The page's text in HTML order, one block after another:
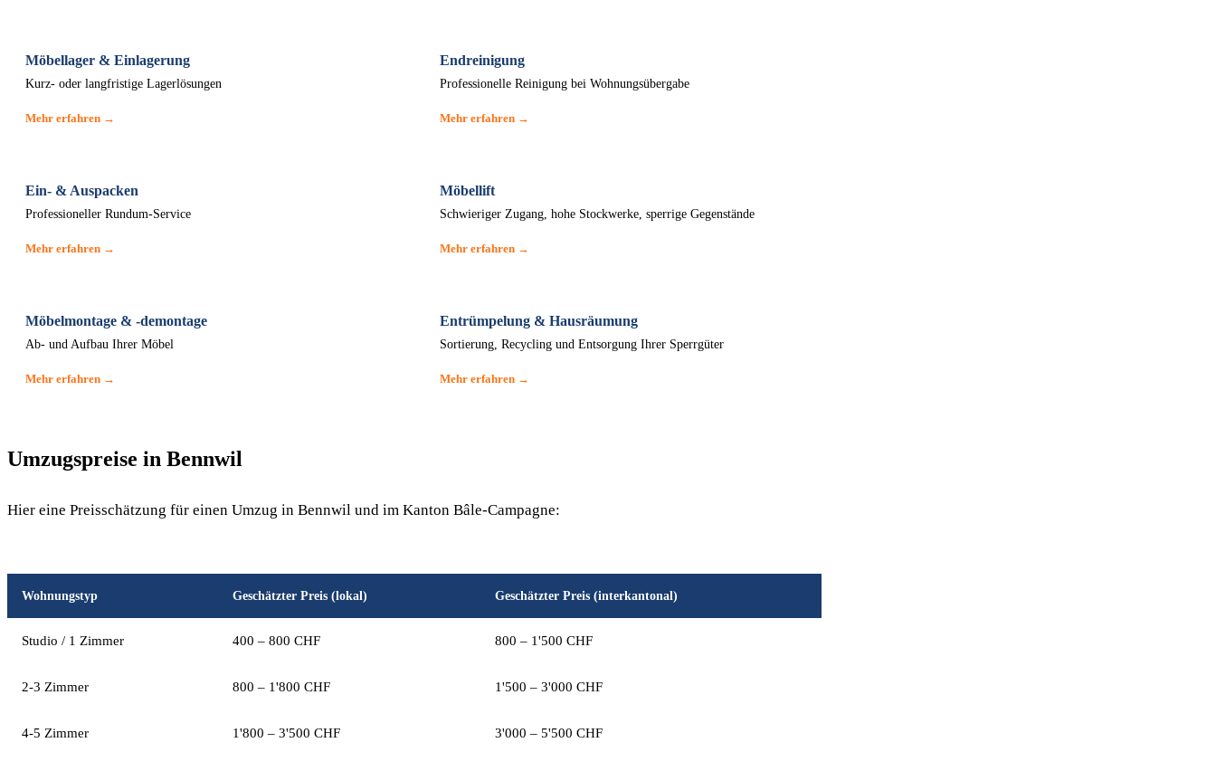
Möbellager & Einlagerung
Kurz- oder langfristige Lagerlösungen
Mehr erfahren →
Endreinigung
Professionelle Reinigung bei Wohnungsübergabe
Mehr erfahren →
Ein- & Auspacken
Professioneller Rundum-Service
Mehr erfahren →
Möbellift
Schwieriger Zugang, hohe Stockwerke, sperrige Gegenstände
Mehr erfahren →
Möbelmontage & -demontage
Ab- und Aufbau Ihrer Möbel
Mehr erfahren →
Entrümpelung & Hausräumung
Sortierung, Recycling und Entsorgung Ihrer Sperrgüter
Mehr erfahren →
Umzugspreise in Bennwil
Hier eine Preisschätzung für einen Umzug in Bennwil und im Kanton Bâle-Campagne:
Wohnungstyp Geschätzter Preis (lokal) Geschätzter Preis (interkantonal)
Studio / 1 Zimmer 400 – 800 CHF 800 – 1'500 CHF
2-3 Zimmer 800 – 1'800 CHF 1'500 – 3'000 CHF
4-5 Zimmer 1'800 – 3'500 CHF 3'000 – 5'500 CHF